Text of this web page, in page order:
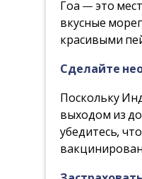
Гоа — это
вкусные
красивыми
Сделайте
Поскольку
выходом из
убедитесь,